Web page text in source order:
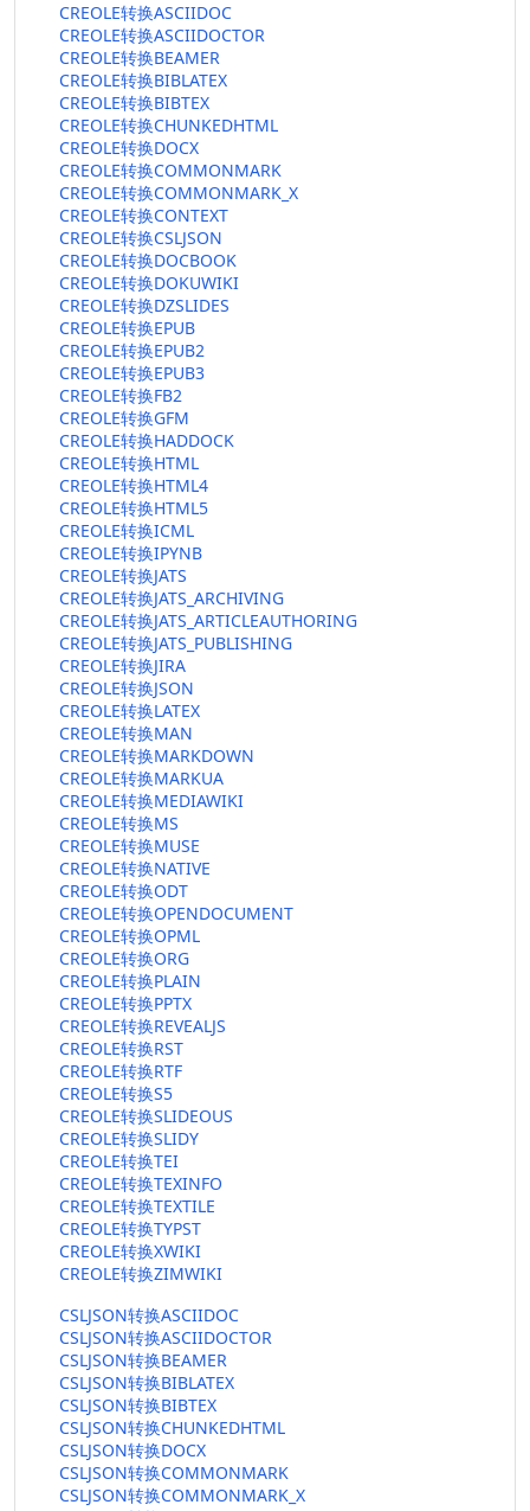
CREOLE转换ASCIIDOC
CREOLE转换ASCIIDOCTOR
CREOLE转换BEAMER
CREOLE转换BIBLATEX
CREOLE转换BIBTEX
CREOLE转换CHUNKEDHTML
CREOLE转换DOCX
CREOLE转换COMMONMARK
CREOLE转换COMMONMARK_X
CREOLE转换CONTEXT
CREOLE转换CSLJSON
CREOLE转换DOCBOOK
CREOLE转换DOKUWIKI
CREOLE转换DZSLIDES
CREOLE转换EPUB
CREOLE转换EPUB2
CREOLE转换EPUB3
CREOLE转换FB2
CREOLE转换GFM
CREOLE转换HADDOCK
CREOLE转换HTML
CREOLE转换HTML4
CREOLE转换HTML5
CREOLE转换ICML
CREOLE转换IPYNB
CREOLE转换JATS
CREOLE转换JATS_ARCHIVING
CREOLE转换JATS_ARTICLEAUTHORING
CREOLE转换JATS_PUBLISHING
CREOLE转换JIRA
CREOLE转换JSON
CREOLE转换LATEX
CREOLE转换MAN
CREOLE转换MARKDOWN
CREOLE转换MARKUA
CREOLE转换MEDIAWIKI
CREOLE转换MS
CREOLE转换MUSE
CREOLE转换NATIVE
CREOLE转换ODT
CREOLE转换OPENDOCUMENT
CREOLE转换OPML
CREOLE转换ORG
CREOLE转换PLAIN
CREOLE转换PPTX
CREOLE转换REVEALJS
CREOLE转换RST
CREOLE转换RTF
CREOLE转换S5
CREOLE转换SLIDEOUS
CREOLE转换SLIDY
CREOLE转换TEI
CREOLE转换TEXINFO
CREOLE转换TEXTILE
CREOLE转换TYPST
CREOLE转换XWIKI
CREOLE转换ZIMWIKI
CSLJSON转换ASCIIDOC
CSLJSON转换ASCIIDOCTOR
CSLJSON转换BEAMER
CSLJSON转换BIBLATEX
CSLJSON转换BIBTEX
CSLJSON转换CHUNKEDHTML
CSLJSON转换DOCX
CSLJSON转换COMMONMARK
CSLJSON转换COMMONMARK_X